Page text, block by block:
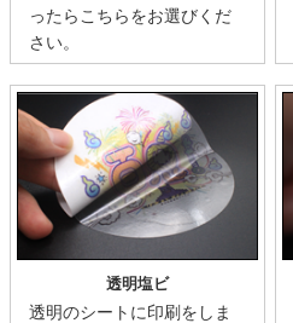
ったらこちらをお選びくだ
さい。
透明塩ビ
透明のシートに印刷をしま